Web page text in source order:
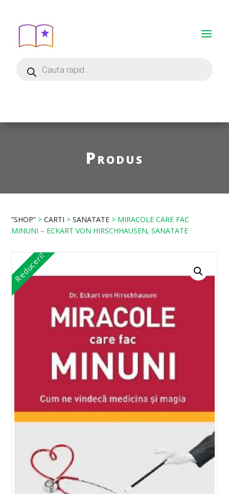
Produs
”SHOP” >CARTI >SANATATE > MIRACOLE CARE FAC
MINUNI – ECKART VON HIRSCHHAUSEN, SANATATE
Reduceri!